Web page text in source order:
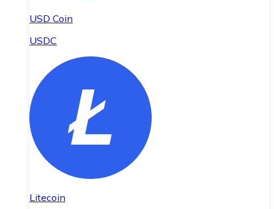
USD Coin
USDC
Litecoin